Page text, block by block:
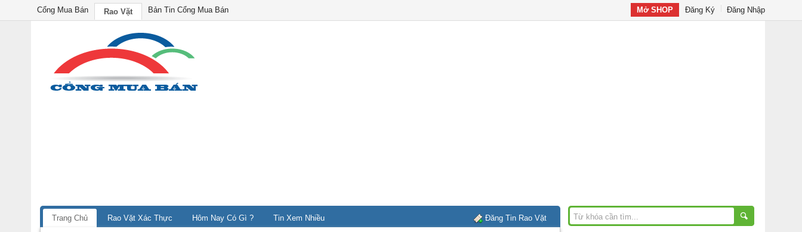
Cổng Mua Bán Rao Vặt Bản Tin Cổng Mua Bán Mở SHOP Đăng Ký Đăng Nhập
Trang Chủ Rao Vặt Xác Thực Hôm Nay Có Gì ? Tin Xem Nhiều Đăng Tin Rao Vặt